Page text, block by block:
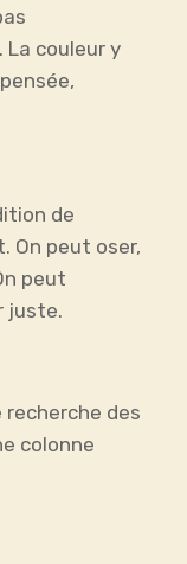
La couleur y
de
On peut oser,
peut
juste.
des
colonne